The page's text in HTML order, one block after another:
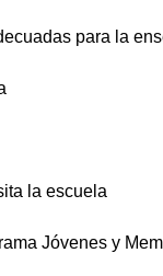
para la
la escuela
Jóvenes y